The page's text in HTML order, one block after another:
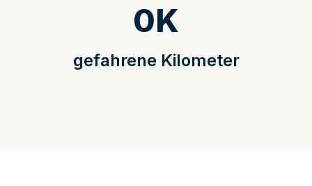
gefahrene Kilometer
0K